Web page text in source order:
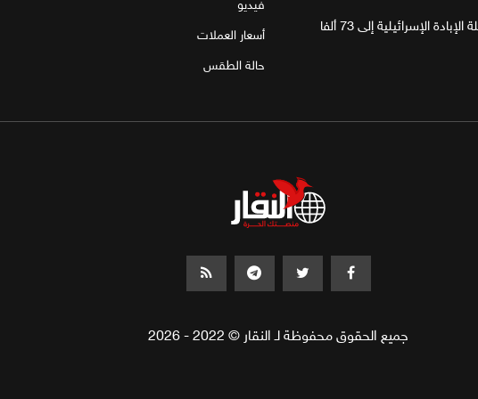
غزة.. مقتل 4 فلسطينيين يرفع حصيلة الإبادة الإسرائيلية إلى 73 ألفا
فيديو
أسعار العملات
حالة الطقس
جميع الحقوق محفوظة لـ النقار © 2022 - 2026